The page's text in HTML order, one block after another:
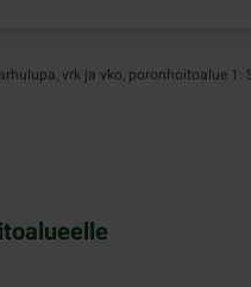
vrk ja vko, poronhoitoalue